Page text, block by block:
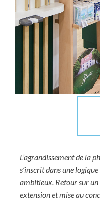
L’agrandissement de la
s’inscrit dans une
ambitieux. Retour sur
extension et mise au